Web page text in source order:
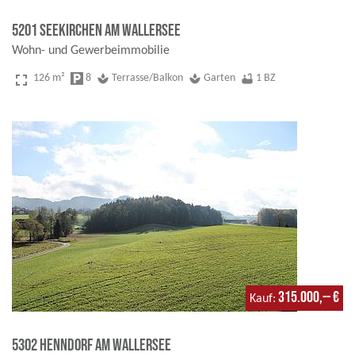
5201 Seekirchen am Wallersee
Wohn- und Gewerbeimmobilie
fullscreen 126 m² local_parking 8 spa Terrasse/Balkon spa Garten bathtub 1 BZ
Kauf 315.000,-- €
5302 Henndorf am Wallersee